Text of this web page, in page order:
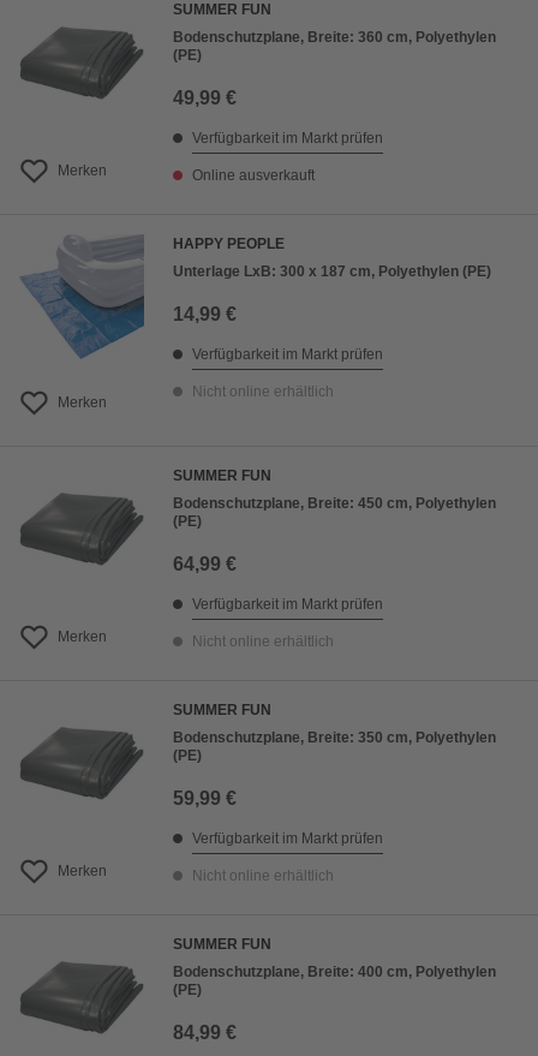
Merken
SUMMER FUN
Bodenschutzplane, Breite: 360 cm, Polyethylen
(PE)
49,99 €
Verfügbarkeit im Markt prüfen
Online ausverkauft
Merken
HAPPY PEOPLE
Unterlage LxB: 300 x 187 cm, Polyethylen (PE)
14,99 €
Verfügbarkeit im Markt prüfen
Nicht online erhältlich
Merken
SUMMER FUN
Bodenschutzplane, Breite: 450 cm, Polyethylen
(PE)
64,99 €
Verfügbarkeit im Markt prüfen
Nicht online erhältlich
Merken
SUMMER FUN
Bodenschutzplane, Breite: 350 cm, Polyethylen
(PE)
59,99 €
Verfügbarkeit im Markt prüfen
Nicht online erhältlich
SUMMER FUN
Bodenschutzplane, Breite: 400 cm, Polyethylen
(PE)
84,99 €